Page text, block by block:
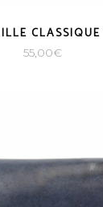
CLASSIQUE
55,00€